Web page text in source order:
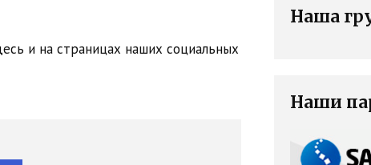
и на страницах наших социальных
Наша
Наши